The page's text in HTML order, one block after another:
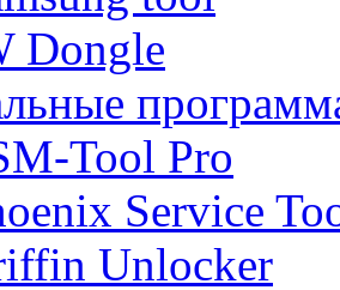
Dongle
Tool Pro
Service
Unlocker